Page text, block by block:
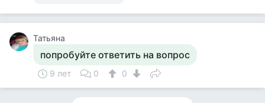
Татьяна
попробуйте ответить на вопрос
9 лет 0 0